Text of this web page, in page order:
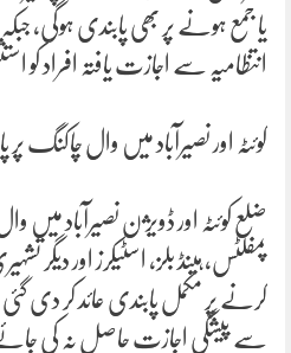
یا جمع ہونے پر بھی پابندی ہوگی،
انتظامیہ سے اجازت یافتہ افراد کو
کوئٹہ اور نصیرآباد میں وال چاکنگ پر
ضلع کوئٹہ اور ڈویژن نصیرآباد میں
پمفلٹس، ہینڈ بلز، اسٹیکرز اور دیگر
کرنے پر مکمل پابندی عائد کر دی
سے پیشگی اجازت حاصل نہ کی